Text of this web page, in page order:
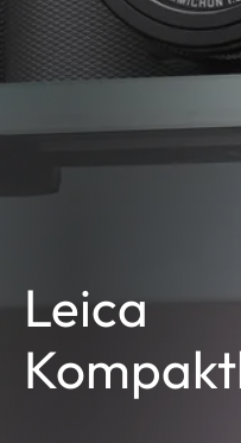
Leica